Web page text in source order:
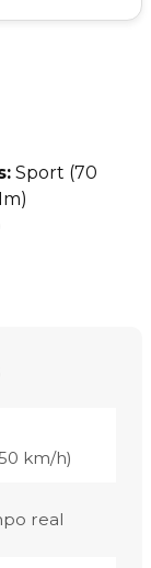
Sport (70
km/h)
real